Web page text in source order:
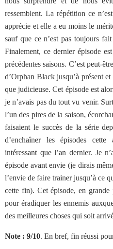
ressemblent. La répétition ce
apprécie et elle a eu moins le
sauf que ce n’est pas toujours
Finalement, ce dernier épisode
précédentes saisons. C’est peut-
d’Orphan Black jusqu’à présent
que judicieuse. Cet épisode est
je n’avais pas du tout vu venir.
l’un des pires de la saison,
faisaient le succès de la série
d’enchaîner les épisodes
intéressant que l’an dernier. Je
épisode avant envie (je dirais
l’envie de faire trainer jusqu’à ce
cette fin). Cet épisode, en
pour éradiquer les ennemis
des meilleures choses qui soit
Note : 9/10. En bref, fin réussi